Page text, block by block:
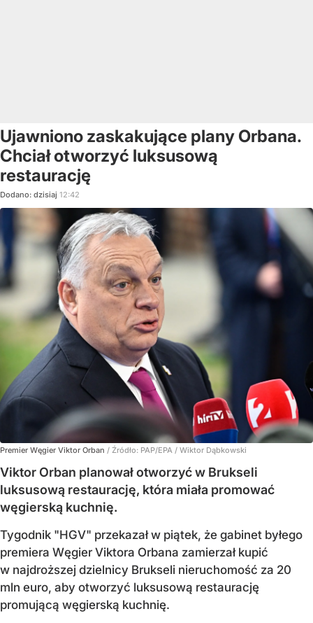
Ujawniono zaskakujące plany Orbana.
Chciał otworzyć luksusową
restaurację
Dodano: dzisiaj 12:42
Premier Węgier Viktor Orban / Źródło: PAP/EPA / Wiktor Dąbkowski
Viktor Orban planował otworzyć w Brukseli
luksusową restaurację, która miała promować
węgierską kuchnię.
Tygodnik "HGV" przekazał w piątek, że gabinet byłego
premiera Węgier Viktora Orbana zamierzał kupić
w najdroższej dzielnicy Brukseli nieruchomość za 20
mln euro, aby otworzyć luksusową restaurację
promującą węgierską kuchnię.